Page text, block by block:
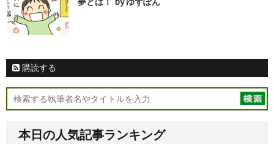
購読する
本日の人気記事ランキング